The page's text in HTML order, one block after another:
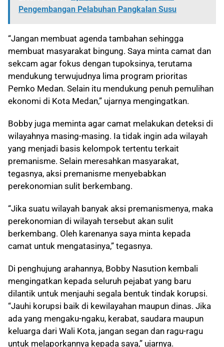
Pengembangan Pelabuhan Pangkalan Susu
“Jangan membuat agenda tambahan sehingga
membuat masyarakat bingung. Saya minta camat dan
sekcam agar fokus dengan tupoksinya, terutama
mendukung terwujudnya lima program prioritas
Pemko Medan. Selain itu mendukung penuh pemulihan
ekonomi di Kota Medan,” ujarnya mengingatkan.
Bobby juga meminta agar camat melakukan deteksi di
wilayahnya masing-masing. Ia tidak ingin ada wilayah
yang menjadi basis kelompok tertentu terkait
premanisme. Selain meresahkan masyarakat,
tegasnya, aksi premanisme menyebabkan
perekonomian sulit berkembang.
“Jika suatu wilayah banyak aksi premanismenya, maka
perekonomian di wilayah tersebut akan sulit
berkembang. Oleh karenanya saya minta kepada
camat untuk mengatasinya,” tegasnya.
Di penghujung arahannya, Bobby Nasution kembali
mengingatkan kepada seluruh pejabat yang baru
dilantik untuk menjauhi segala bentuk tindak korupsi.
“Jauhi korupsi baik di kewilayahan maupun dinas. Jika
ada yang mengaku-ngaku, kerabat, saudara maupun
keluarga dari Wali Kota, jangan segan dan ragu-ragu
untuk melaporkannya kepada saya,” ujarnya.